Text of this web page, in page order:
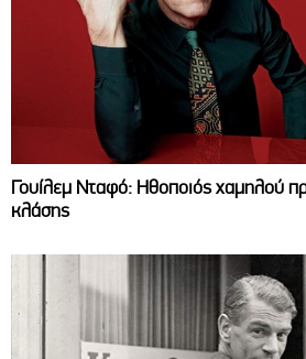
Γουίλεμ Νταφό: Ηθοποιός χαμηλού
κλάσης